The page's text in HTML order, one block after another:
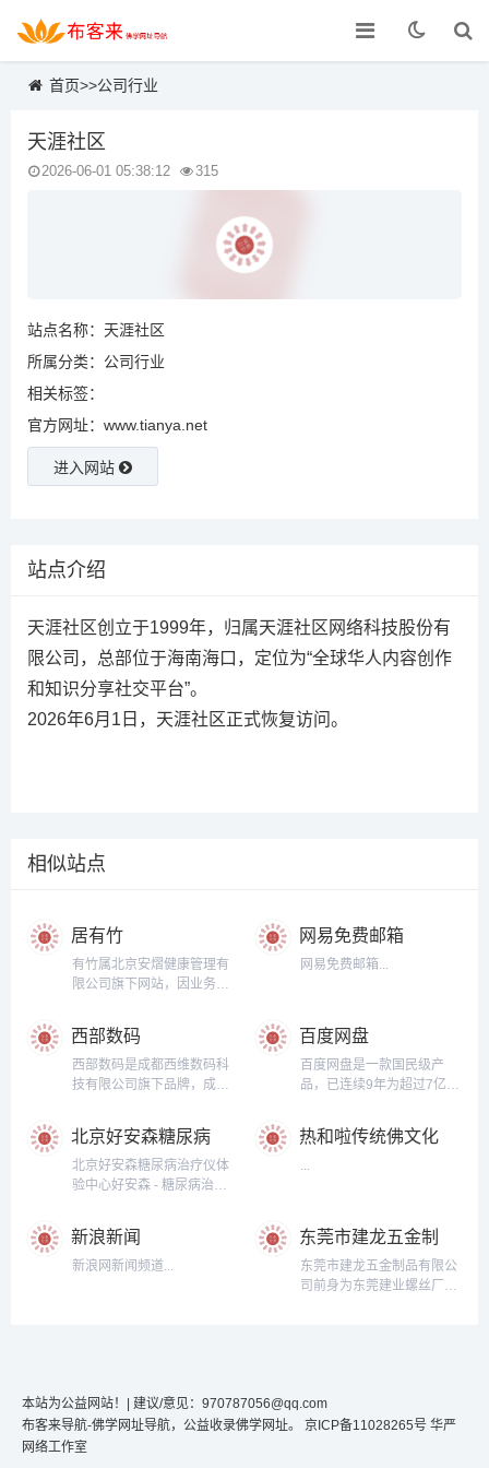
首页>>公司行业
天涯社区
2026-06-01 05:38:12 315
站点名称：天涯社区
所属分类： 公司行业
相关标签：
官方网址：www.tianya.net
进入网站
站点介绍
天涯社区创立于1999年，归属天涯社区网络科技股份有
限公司，总部位于海南海口，定位为“全球华人内容创作
和知识分享社交平台”。
2026年6月1日，天涯社区正式恢复访问。
相似站点
居有竹
有竹属北京安熠健康管理有
限公司旗下网站，因业务发
国际竹艺商贸城从事线上销
售业务。“居有竹”这个名称
的出处是宋.苏东坡诗作《於
潜僧绿筠轩》：宁可食无
可肥，士俗不可医。旁人笑
此言，似高还似痴。若对此
君仍大嚼，世间那有扬州
网易免费邮箱
网易免费邮箱...
西部数码
西部数码是成都西维数码科
技有限公司旗下品牌，成立
万元，主营信息存储与发布
平台，服务项目包括：域名
注册、虚拟主机、VPS、云
主机、企业邮箱、主机租
百度网盘
百度网盘是一款国民级产
品，已连续9年为超过7亿用
存储服务，已实现电脑、手
机、电视等多种终端场景的
北京好安森糖尿病
治疗仪体验中心
北京好安森糖尿病治疗仪体
验中心好安森 - 糖尿病治疗
发的，快速控糖利器，目前
尚无根治糖尿病的方法，但
通过多种治疗手段可以控制
速控糖利器。无创无...
热和啦传统佛文化
...
新浪新闻
新浪网新闻频道...
东莞市建龙五金制
品公司
东莞市建龙五金制品有限公
司前身为东莞建业螺丝厂，
机丝、螺母等。 建龙拥有完
备的螺丝制造工艺，集紧固
本站为公益网站！
| 建议/意见：970787056@qq.com
布客来导航-佛学网址导航，公益收录佛学网址。 京ICP备11028265号 华严
网络工作室